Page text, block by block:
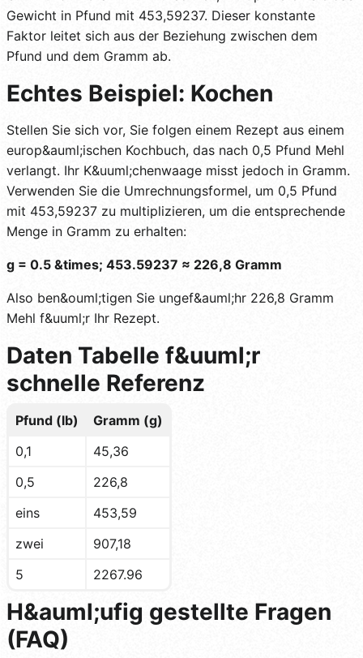
Gewicht in Pfund mit 453,59237. Dieser konstante
Faktor leitet sich aus der Beziehung zwischen dem
Pfund und dem Gramm ab.
Echtes Beispiel: Kochen
Stellen Sie sich vor, Sie folgen einem Rezept aus einem
europ&auml;ischen Kochbuch, das nach 0,5 Pfund Mehl
verlangt. Ihr K&uuml;chenwaage misst jedoch in Gramm.
Verwenden Sie die Umrechnungsformel, um 0,5 Pfund
mit 453,59237 zu multiplizieren, um die entsprechende
Menge in Gramm zu erhalten:
g = 0.5 &times; 453.59237 ≈ 226,8 Gramm
Also ben&ouml;tigen Sie ungef&auml;hr 226,8 Gramm
Mehl f&uuml;r Ihr Rezept.
Daten Tabelle f&uuml;r
schnelle Referenz
Pfund (lb)
Gramm (g)
0,1
45,36
0,5
226,8
eins
453,59
zwei
907,18
5
2267.96
H&auml;ufig gestellte Fragen
(FAQ)